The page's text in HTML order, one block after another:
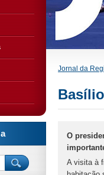
Jornal da
O
A visita à